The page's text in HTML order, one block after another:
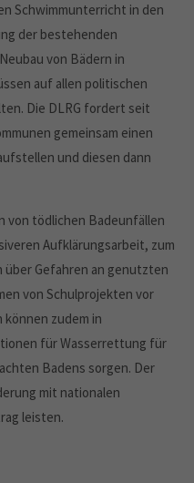
Schwimmunterricht in den
der bestehenden
von Bädern in
auf allen politischen
Die DLRG fordert seit
gemeinsam einen
und diesen dann
von tödlichen Badeunfällen
Aufklärungsarbeit, zum
Gefahren an genutzten
von Schulprojekten vor
können zudem in
für Wasserrettung für
Badens sorgen. Der
mit nationalen
leisten.